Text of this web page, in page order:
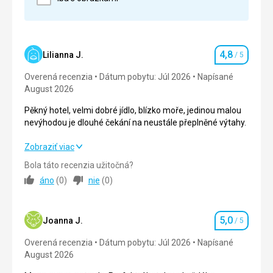
Lilianna J. Hodnotenie
4,8 / 5
Overená recenzia Dátum pobytu: Júl 2026
Napísané
August 2026
Pěkný hotel, velmi dobré jídlo, blízko moře, jedinou malou
nevýhodou je dlouhé čekání na neustále přeplněné výtahy.
Pěkný hotel, velmi dobré jídlo, blízko moře, jedinou malou
Strava
Okolie 5,0/ 5
Služby
Zobraziť viac
Bola táto recenzia užitočná?
áno (0) nie (0)
Joanna J. Hodnotenie
5,0 / 5
Overená recenzia Dátum pobytu: Júl 2026
Napísané
August 2026